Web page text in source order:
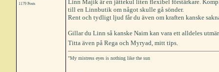
1179 Posts
Linn Majik är en jättekul liten flexibel förstärkare.
till en Linnbutik om något skulle gå sönder.
Rent och tydligt ljud får du även om kraften kanske
Gillar du Linn så kanske Naim kan vara ett alldeles
Titta även på Rega och Myryad, mitt tips.
"My mistress eyes is nothing like the sun